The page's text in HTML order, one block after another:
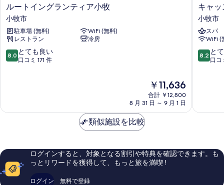
禁
煙
指
定
不
べ
写
真
を
煙
指
詳
ル
ー
ト
イ
ン
グ
ラ
牧
ルートイングランティア小牧
小牧市
駐車場 (無料)
WiFi (無料)
レストラン
冷房
10
段
も
コ
171
件
8.0 とても良い
口コミ 171 件
現
在
の
￥11,636
合計 ￥12,800
8 月 31 日 ～ 9 月 1 日
キ
ャ
ッ
ス
ル
イ
ン
キャ
小牧市
スパ
WiFi (
10
段
も
コ
ミ
8.2 と
口コ
類似施設を比較
ログインすると、対象となる割引や特典を確認できます。も
っとリワードを獲得して、もっと旅を満喫 !
ログイン 無料で登録